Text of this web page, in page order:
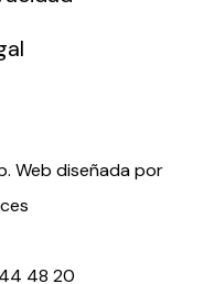
Web diseñada por
48 20